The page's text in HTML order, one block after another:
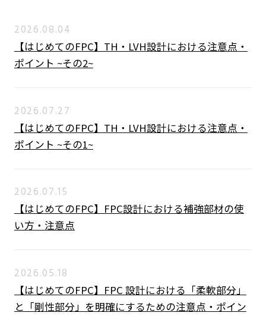
2026.08.04
【はじめてのFPC】TH・LVH設計における注意点・
ポイント ~その2~
2026.07.27
【はじめてのFPC】TH・LVH設計における注意点・
ポイント ~その1~
2026.07.15
【はじめてのFPC】FPC設計における補強部材の使
い方・注意点
2026.05.18
【はじめてのFPC】FPC 設計における「柔軟部分」
と「剛性部分」を明確にするための注意点・ポイン